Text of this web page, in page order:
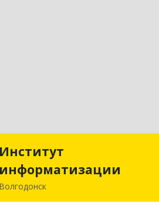
Институт
информатизации
Волгодонск